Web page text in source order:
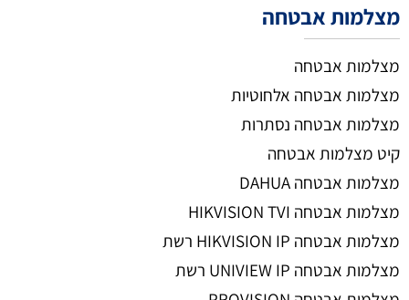
מצלמות אבטחה
מצלמות אבטחה
מצלמות אבטחה אלחוטיות
מצלמות אבטחה נסתרות
קיט מצלמות אבטחה
מצלמות אבטחה DAHUA
מצלמות אבטחה HIKVISION TVI
מצלמות אבטחה HIKVISION IP רשת
מצלמות אבטחה UNIVIEW IP רשת